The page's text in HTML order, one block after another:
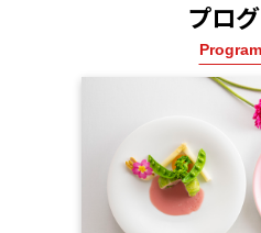
プロ